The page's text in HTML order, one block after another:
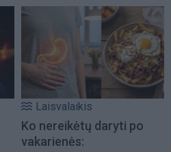
Laisvalaikis
Ko nereikėtų daryti po
vakarienės: